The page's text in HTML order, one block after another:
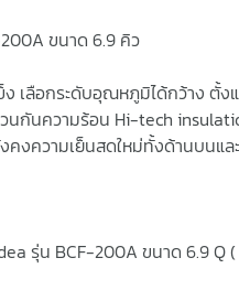
ขนาด 6.9 คิว
ง เลือกระดับอุณหภูมิได้กว้าง ตั้
กันความร้อน Hi-tech
คงความเย็นสดใหม่ทั้งด้านบนแล
รุ่น BCF-200A ขนาด 6.9 Q